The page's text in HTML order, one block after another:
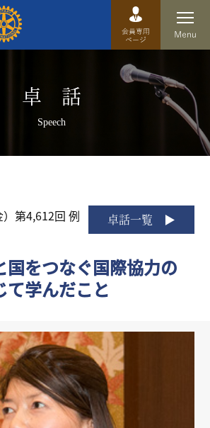
卓 話
Speech
卓話一覧
第4,612回 例
国をつなぐ国際協力の
て学んだこと